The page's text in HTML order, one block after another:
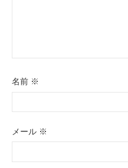
名前 ※
メール ※